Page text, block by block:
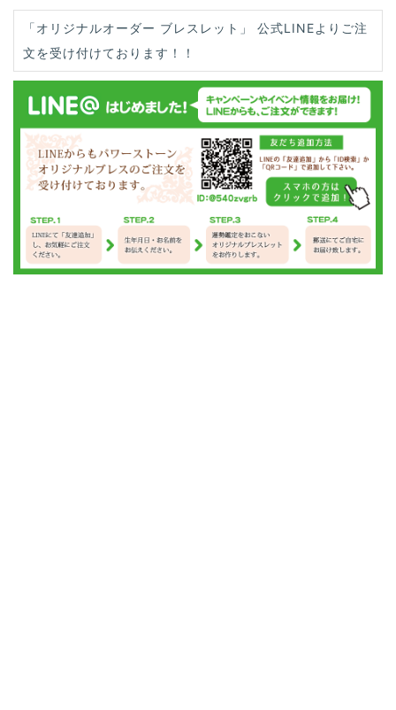
「オリジナルオーダー ブレスレット」 公式LINEよりご注
文を受け付けております！！